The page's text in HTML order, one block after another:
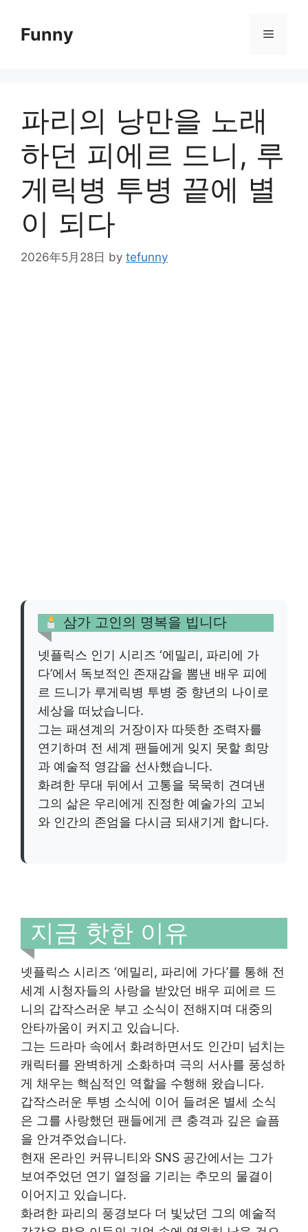
contentFunny Menu
파리의 낭만을 노래
하던 피에르 드니, 루
게릭병 투병 끝에 별
이 되다
2026年5月28日 by tefunny
삼가 고인의 명복을 빕니다
넷플릭스 인기 시리즈 ‘에밀리, 파리에 가
다’에서 독보적인 존재감을 뽐낸 배우 피에
르 드니가 루게릭병 투병 중 향년의 나이로
세상을 떠났습니다.
그는 패션계의 거장이자 따뜻한 조력자를
연기하며 전 세계 팬들에게 잊지 못할 희망
과 예술적 영감을 선사했습니다.
화려한 무대 뒤에서 고통을 묵묵히 견뎌낸
그의 삶은 우리에게 진정한 예술가의 고뇌
와 인간의 존엄을 다시금 되새기게 합니다.
지금 핫한 이유
넷플릭스 시리즈 ‘에밀리, 파리에 가다’를 통해 전
세계 시청자들의 사랑을 받았던 배우 피에르 드
니의 갑작스러운 부고 소식이 전해지며 대중의
안타까움이 커지고 있습니다.
그는 드라마 속에서 화려하면서도 인간미 넘치는
캐릭터를 완벽하게 소화하며 극의 서사를 풍성하
게 채우는 핵심적인 역할을 수행해 왔습니다.
갑작스러운 투병 소식에 이어 들려온 별세 소식
은 그를 사랑했던 팬들에게 큰 충격과 깊은 슬픔
을 안겨주었습니다.
현재 온라인 커뮤니티와 SNS 공간에서는 그가
보여주었던 연기 열정을 기리는 추모의 물결이
이어지고 있습니다.
화려한 파리의 풍경보다 더 빛났던 그의 예술적